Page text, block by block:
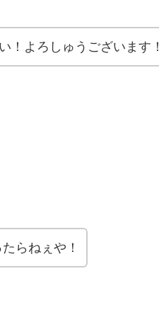
！よろしゅうございます！
らねぇや！